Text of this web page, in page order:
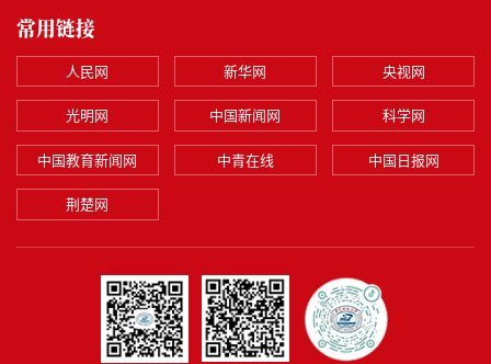
常用链接
人民网 新华网 央视网
光明网 中国新闻网 科学网
中国教育新闻网 中青在线 中国日报网
荆楚网